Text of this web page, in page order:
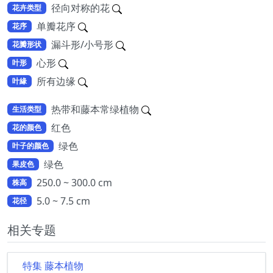
花卉类型 径向对称的花
花序 单瓣花序
花瓣形状 漏斗形/小号形
叶形 心形
叶緣 所有边缘
生活类型 热带和藤本常绿植物
花的颜色 红色
叶子的颜色 绿色
果皮色 绿色
株高 250.0 ~ 300.0 cm
花径 5.0 ~ 7.5 cm
相关专题
特集 藤本植物